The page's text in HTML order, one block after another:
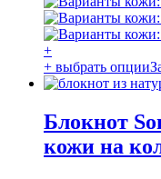
+
+ выбрать опции
Блокнот
кожи на